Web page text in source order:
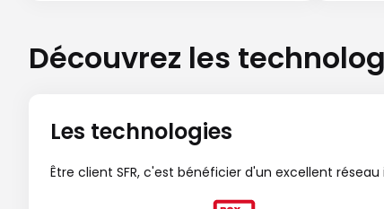
Découvrez les
Les technologies
Être client SFR, c'est bénéficier d'un excellent